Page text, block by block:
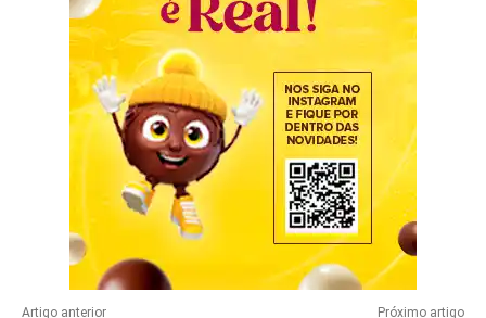
Artigo anterior Próximo artigo